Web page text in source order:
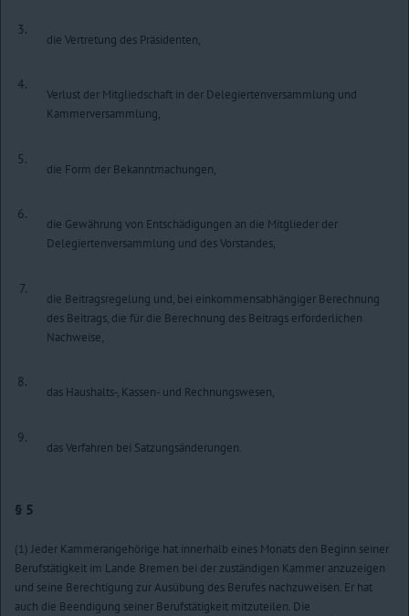
3.
die Vertretung des Präsidenten,
4.
Verlust der Mitgliedschaft in der Delegiertenversammlung und
Kammerversammlung,
5.
die Form der Bekanntmachungen,
6.
die Gewährung von Entschädigungen an die Mitglieder der
Delegiertenversammlung und des Vorstandes,
7.
die Beitragsregelung und, bei einkommensabhängiger Berechnung
des Beitrags, die für die Berechnung des Beitrags erforderlichen
Nachweise,
8.
das Haushalts-, Kassen- und Rechnungswesen,
9.
das Verfahren bei Satzungsänderungen.
§ 5
(1) Jeder Kammerangehörige hat innerhalb eines Monats den Beginn seiner
Berufstätigkeit im Lande Bremen bei der zuständigen Kammer anzuzeigen
und seine Berechtigung zur Ausübung des Berufes nachzuweisen. Er hat
auch die Beendigung seiner Berufstätigkeit mitzuteilen. Die